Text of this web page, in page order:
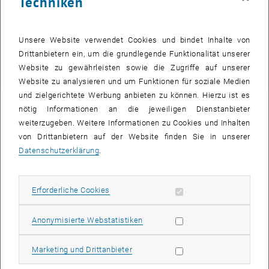
Gest. 1.12.1972 in Wien
Fluss- und Seeschifffahrtsgesellschaft, besuchte in Bratislava eine
Mädchenmittelschule und die Lehrerinnenbildungsanstalt und legte
dann als Externe die Realschulmatura ab.
Professorin Janke-Garzuly im Kurzinterview
Ihr Studium und eventuell Ihre spezielle Studienrichtung
Was war ihr Forschungsschwerpunkt und wie ist sie zu ihm
gekommen?
Gegebenheiten, die ihren wissenschaftlichen/beruflichen
Unsere Website verwendet Cookies und bindet Inhalte von
Drittanbietern ein, um die grundlegende Funktionalität unserer
Website zu gewährleisten sowie die Zugriffe auf unserer
Website zu analysieren und um Funktionen für soziale Medien
und zielgerichtete Werbung anbieten zu können. Hierzu ist es
nötig Informationen an die jeweiligen Dienstanbieter
weiterzugeben. Weitere Informationen zu Cookies und Inhalten
von Drittanbietern auf der Website finden Sie in unserer
Datenschutzerklärung
Erforderliche Cookies Erforderliche Cookies zulassen
Anonymisierte WebstatistikenStatistik Cookies zulassen
Marketing und DrittanbieterMarketing Cookies zulassen